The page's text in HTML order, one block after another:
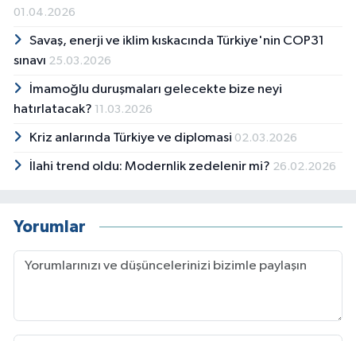
01.04.2026
Savaş, enerji ve iklim kıskacında Türkiye'nin COP31
sınavı 25.03.2026
İmamoğlu duruşmaları gelecekte bize neyi
hatırlatacak? 11.03.2026
Kriz anlarında Türkiye ve diplomasi 02.03.2026
İlahi trend oldu: Modernlik zedelenir mi? 26.02.2026
Yorumlar